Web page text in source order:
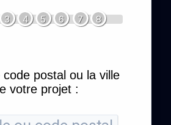
3 4 5 6 7 8
code postal ou la ville
votre projet :